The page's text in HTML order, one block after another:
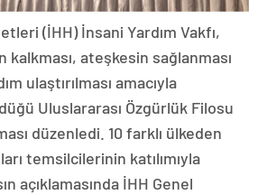
(İHH) İnsani Yardım Vakfı,
kalkması, ateşkesin sağlanması
ulaştırılması amacıyla
Uluslararası Özgürlük Filosu
düzenledi. 10 farklı ülkeden
temsilcilerinin katılımıyla
açıklamasında İHH Genel